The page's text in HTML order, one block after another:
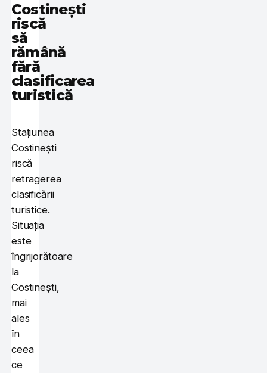
Costinești
riscă
să
rămână
fără
clasificarea
turistică
Stațiunea
Costinești
riscă
retragerea
clasificării
turistice.
Situaţia
este
îngrijorătoare
la
Costineşti,
mai
ales
în
ceea
ce